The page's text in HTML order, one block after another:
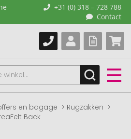
+31 (0) 318 – 728 788
Contact
en bagage
Rugzakken
Back